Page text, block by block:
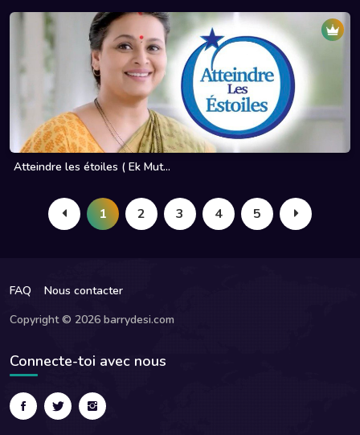
Atteindre les étoiles ( Ek Mut...
1 2 3 4 5
FAQ
Nous contacter
Copyright © 2026 barrydesi.com
Connecte-toi avec nous